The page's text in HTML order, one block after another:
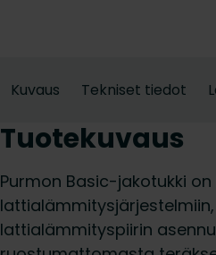
Kuvaus Tekniset tiedot
Tuotekuvaus
Purmon Basic-jakotukki
lattialämmityspiirin